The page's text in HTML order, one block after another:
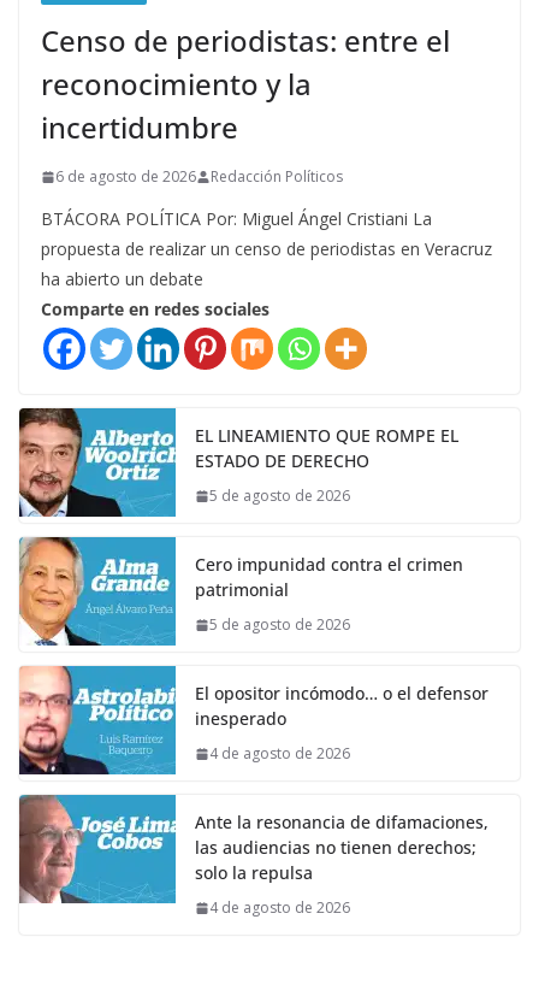
Censo de periodistas: entre el
reconocimiento y la
incertidumbre
6 de agosto de 2026 Redacción Políticos
BTÁCORA POLÍTICA Por: Miguel Ángel Cristiani La
propuesta de realizar un censo de periodistas en Veracruz
ha abierto un debate
Comparte en redes sociales
EL LINEAMIENTO QUE ROMPE EL
ESTADO DE DERECHO
5 de agosto de 2026
Cero impunidad contra el crimen
patrimonial
5 de agosto de 2026
El opositor incómodo… o el defensor
inesperado
4 de agosto de 2026
Ante la resonancia de difamaciones,
las audiencias no tienen derechos;
solo la repulsa
4 de agosto de 2026